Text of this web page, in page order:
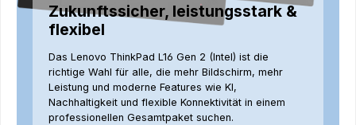
Zukunftssicher, leistungsstark &
flexibel
Das Lenovo ThinkPad L16 Gen 2 (Intel) ist die
richtige Wahl für alle, die mehr Bildschirm, mehr
Leistung und moderne Features wie KI,
Nachhaltigkeit und flexible Konnektivität in einem
professionellen Gesamtpaket suchen.